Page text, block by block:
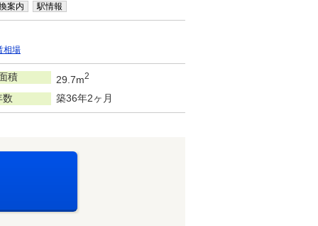
案内 駅情報
相場
積 29.7m2
数 築36年2ヶ月